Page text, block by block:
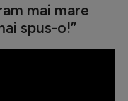
mai mare
spus-o!”